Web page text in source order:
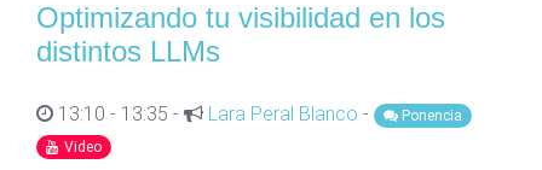
Optimizando tu visibilidad en los
distintos LLMs
13:10 - 13:35 - Lara Peral Blanco -
Ponencia
Video